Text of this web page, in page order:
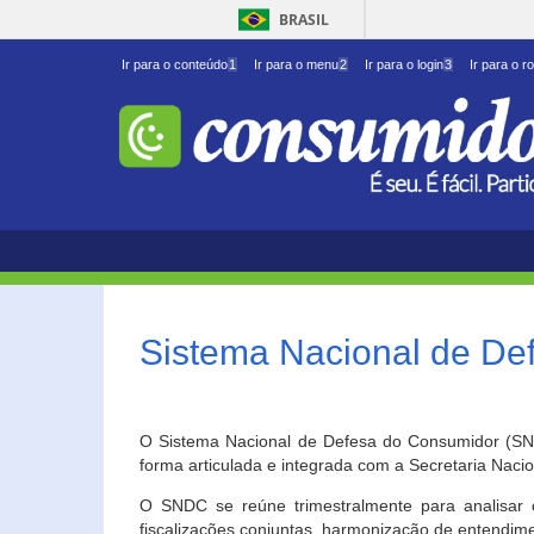
BRASIL
Ir para o conteúdo1 Ir para o menu2 Ir para o login3 Ir para o
Sistema Nacional de
O Sistema Nacional de Defesa do Consumidor
forma articulada e integrada com a Secretaria
O SNDC se reúne trimestralmente para
fiscalizações conjuntas, harmonização de